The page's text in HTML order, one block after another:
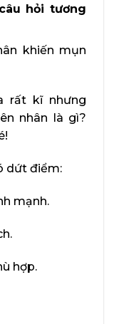
hỏi tương
khiến mụn
rất kĩ nhưng
nhân là gì?
dứt điểm:
mạnh.
hợp.